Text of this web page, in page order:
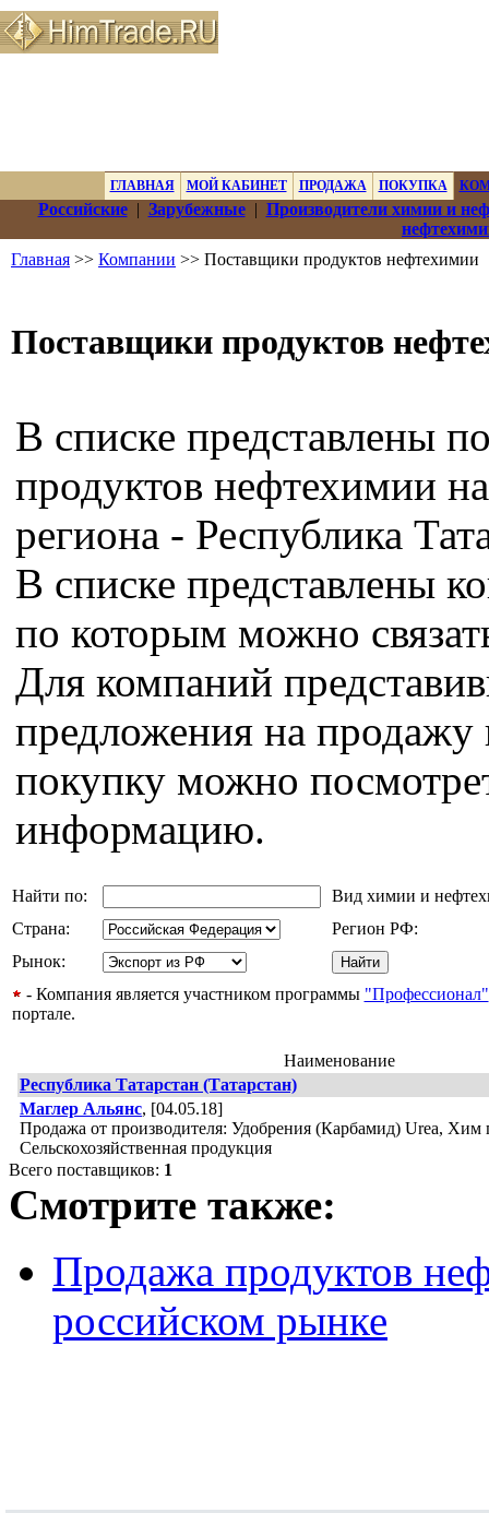
ГЛАВНАЯ МОЙ КАБИНЕТ ПРОДАЖА ПОКУПКА
Российские| Зарубежные| Производители химии и
Главная >> Компании >> Поставщики продуктов нефтехимии
Поставщики продуктов
В списке представлены
продуктов нефтехимии
региона - Республика
В списке представлены
по которым можно
Для компаний
предложения на продажу
покупку можно
информацию.
Найти по:
Вид химии и
Страна:
Регион РФ:
Рынок:
- Компания является участником программы "Профессионал"
портале.
Наименование
Республика Татарстан (Татарстан)
Маглер Альянс, [04.05.18]
Продажа от производителя: Удобрения (Карбамид) Urea, Хим
Сельскохозяйственная продукция
Всего поставщиков: 1
Смотрите также:
Продажа продуктов
российском рынке